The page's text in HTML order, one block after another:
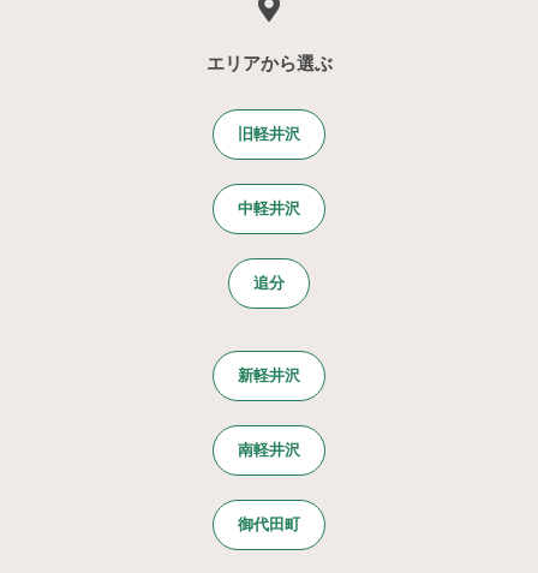
エリアから選ぶ
旧軽井沢
中軽井沢
追分
新軽井沢
南軽井沢
御代田町